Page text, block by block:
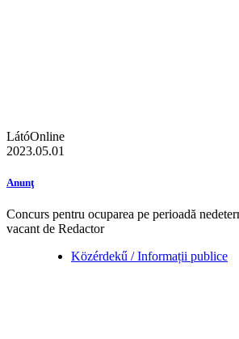
LátóOnline
2023.05.01
Anunţ
Concurs pentru ocuparea pe perioadă
vacant de Redactor
Közérdekű / Informații publice